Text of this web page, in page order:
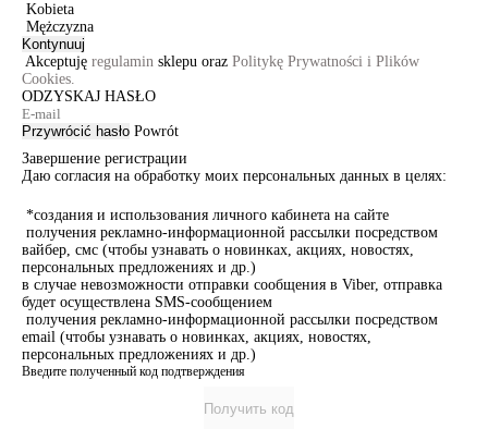
Kobieta
Mężczyzna
Kontynuuj
Akceptuję regulamin sklepu oraz Politykę Prywatności i Plików
Cookies.
ODZYSKAJ HASŁO
Przywrócić hasło Powrót
Завершение регистрации
Даю согласия на обработку моих персональных данных в целях:
*создания и использования личного кабинета на сайте
получения рекламно-информационной рассылки посредством
вайбер, смс (чтобы узнавать о новинках, акциях, новостях,
персональных предложениях и др.)
в случае невозможности отправки сообщения в Viber, отправка
будет осуществлена SMS-сообщением
получения рекламно-информационной рассылки посредством
email (чтобы узнавать о новинках, акциях, новостях,
персональных предложениях и др.)
Введите полученный код подтверждения
Получить код